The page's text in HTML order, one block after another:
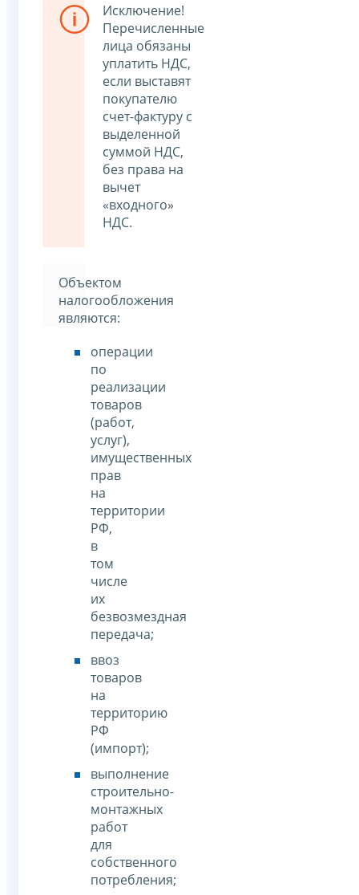
Исключение!
Перечисленные
лица обязаны
уплатить НДС,
если выставят
покупателю
счет-фактуру с
выделенной
суммой НДС,
без права на
вычет
«входного»
НДС.
Объектом
налогообложения
являются:
операции
по
реализации
товаров
(работ,
услуг),
имущественных
прав
на
территории
РФ,
в
том
числе
их
безвозмездная
передача;
ввоз
товаров
на
территорию
РФ
(импорт);
выполнение
строительно-
монтажных
работ
для
собственного
потребления;